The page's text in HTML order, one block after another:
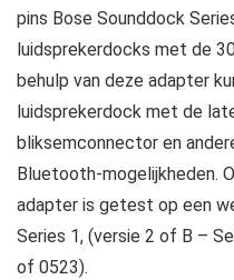
pins Bose Sounddock
luidsprekerdocks met de
behulp van deze adapter
luidsprekerdock met de
bliksemconnector en
Bluetooth-mogelijkheden.
adapter is getest op een
Series 1, (versie 2 of B –
of 0523).